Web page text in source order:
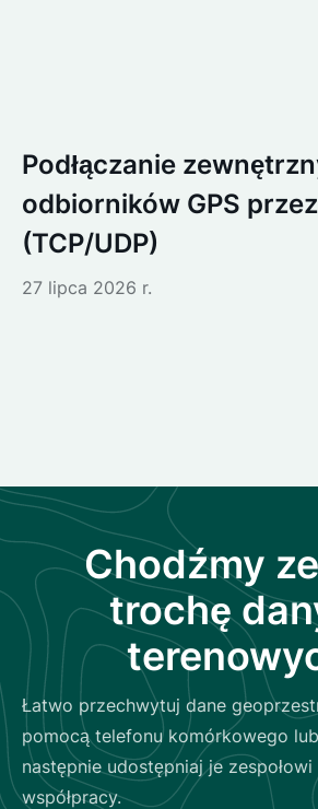
Podłączanie
odbiorników GPS
(TCP/UDP)
27 lipca 2026 r.
Chodźmy
trochę
Łatwo przechwytuj dane
pomocą telefonu komórkowego
następnie udostępniaj je zespołowi
współpracy.